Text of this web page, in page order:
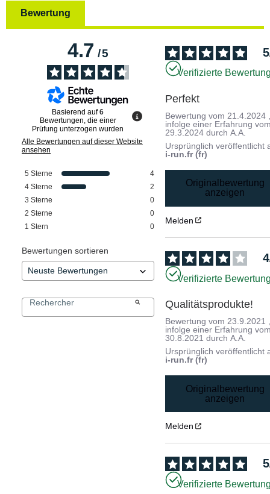
Bewertung
4.7/5
Basierend auf6
Bewertungen, die einer
Prüfung unterzogen wurden
Alle Bewertungen auf dieser Website
ansehen
5 Sterne
4
4 Sterne
2
3 Sterne
0
2 Sterne
0
1 Stern 0
Bewertungen sortieren
5
Verifizierte
Perfekt
Bewertung vom 21.4.2024
infolge einer Erfahrung
29.3.2024 durchA.A.
Ursprünglich veröffentlicht
i-run.fr (fr)
Originalbewertung
anzeigen
Melden
4
Verifizierte
Qualitätsprodukte!
Bewertung vom 23.9.2021
infolge einer Erfahrung
30.8.2021 durchA.A.
Ursprünglich veröffentlicht
i-run.fr (fr)
Originalbewertung
anzeigen
Melden
5
Verifizierte